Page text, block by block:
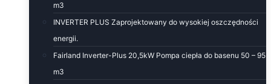
m3
INVERTER PLUS Zaprojektowany do wysokiej oszczędności
energii.
Fairland Inverter-Plus 20,5kW Pompa ciepła do basenu 50 – 95
m3